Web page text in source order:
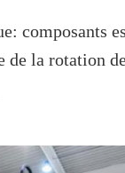
composants
de la rotation